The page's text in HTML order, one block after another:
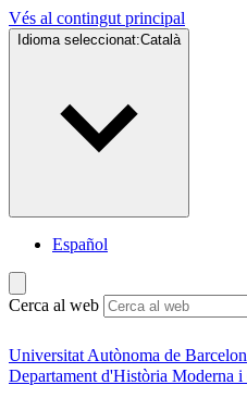
Vés al contingut principal
Idioma seleccionat:Català
Español
Cerca al web
Universitat Autònoma de
Departament d'Història Moderna i